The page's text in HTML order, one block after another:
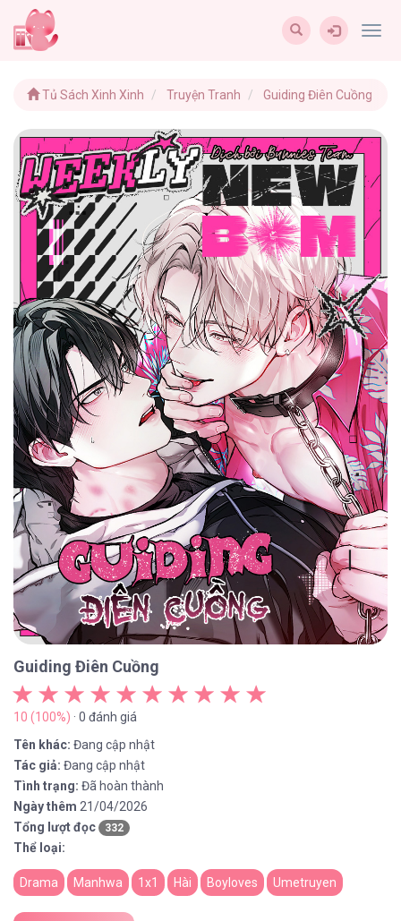
Tủ Sách Xinh Xinh Truyện Tranh Guiding Điên Cuồng
Guiding Điên Cuồng
10 (100%) · 0 đánh giá
Tên khác: Đang cập nhật
Tác giả: Đang cập nhật
Tình trạng: Đã hoàn thành
Ngày thêm 21/04/2026
Tổng lượt đọc
332
Thể loại:
Drama Manhwa 1x1 Hài Boyloves Umetruyen